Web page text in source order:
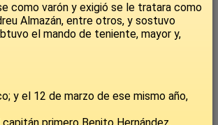
como varón y exigió se le tratara como
Almazán, entre otros, y sostuvo
el mando de teniente, mayor y,
y el 12 de marzo de ese mismo año,